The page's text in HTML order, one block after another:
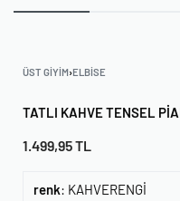
ÜST GIYIM›ELBISE
TATLI KAHVE TENSEL
1.499,95TL
renk: KAHVERENGİ